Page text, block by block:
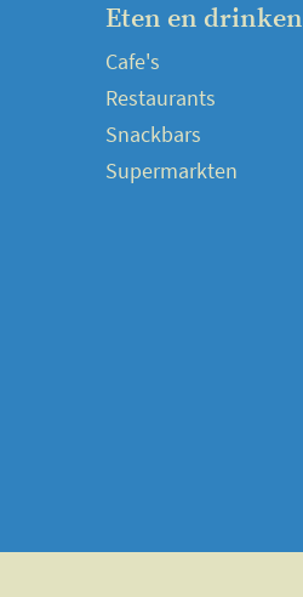
Eten en drinken
Cafe's
Restaurants
Snackbars
Supermarkten